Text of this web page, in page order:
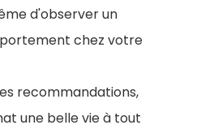
d'observer un
chez votre
recommandations,
une belle vie à tout